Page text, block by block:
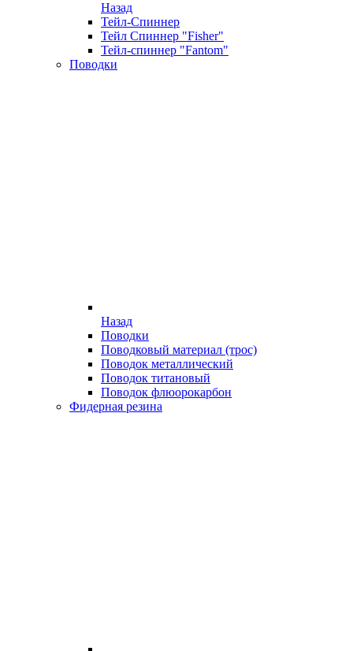
Назад
Тейл-Спиннер
Тейл Спиннер "Fisher"
Тейл-спиннер "Fantom"
Поводки
Назад
Поводки
Поводковый материал (трос)
Поводок металлический
Поводок титановый
Поводок флюорокарбон
Фидерная резина